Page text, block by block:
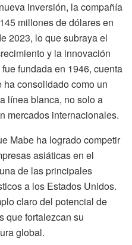
inversión, la compañía
millones de dólares en
2023, lo que subraya el
y la innovación
fundada en 1946, cuenta
consolidado como un
línea blanca, no solo a
mercados internacionales.
Mabe ha logrado competir
asiáticas en el
de las principales
a los Estados Unidos.
claro del potencial de
que fortalezcan su
global.